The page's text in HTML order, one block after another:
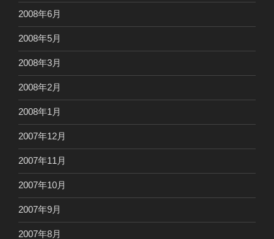
2008年6月
2008年5月
2008年3月
2008年2月
2008年1月
2007年12月
2007年11月
2007年10月
2007年9月
2007年8月